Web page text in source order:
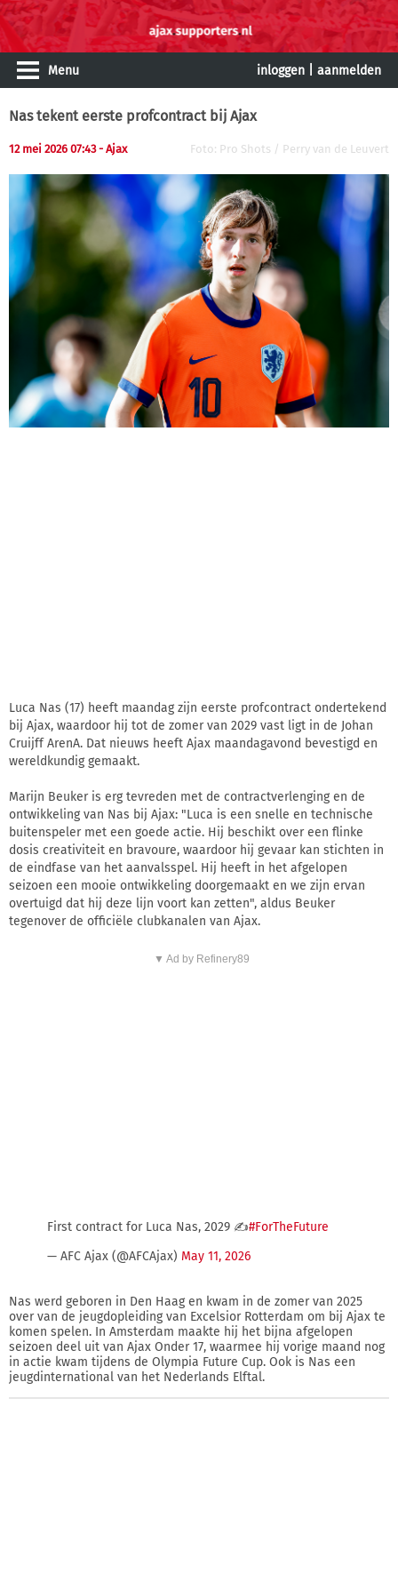
Menu inloggen aanmelden
Nas tekent eerste profcontract bij Ajax
12 mei 2026 07:43 - Ajax Foto: Pro Shots / Perry van de Leuvert
Luca Nas (17) heeft maandag zijn eerste profcontract ondertekend
bij Ajax, waardoor hij tot de zomer van 2029 vast ligt in de Johan
Cruijff ArenA. Dat nieuws heeft Ajax maandagavond bevestigd en
wereldkundig gemaakt.
Marijn Beuker is erg tevreden met de contractverlenging en de
ontwikkeling van Nas bij Ajax: "Luca is een snelle en technische
buitenspeler met een goede actie. Hij beschikt over een flinke
dosis creativiteit en bravoure, waardoor hij gevaar kan stichten in
de eindfase van het aanvalsspel. Hij heeft in het afgelopen
seizoen een mooie ontwikkeling doorgemaakt en we zijn ervan
overtuigd dat hij deze lijn voort kan zetten", aldus Beuker
tegenover de officiële clubkanalen van Ajax.
▼ Ad by Refinery89
First contract for Luca Nas, 2029 ✍️#ForTheFuture
— AFC Ajax (@AFCAjax) May 11, 2026
Nas werd geboren in Den Haag en kwam in de zomer van 2025
over van de jeugdopleiding van Excelsior Rotterdam om bij Ajax te
komen spelen. In Amsterdam maakte hij het bijna afgelopen
seizoen deel uit van Ajax Onder 17, waarmee hij vorige maand nog
in actie kwam tijdens de Olympia Future Cup. Ook is Nas een
jeugdinternational van het Nederlands Elftal.